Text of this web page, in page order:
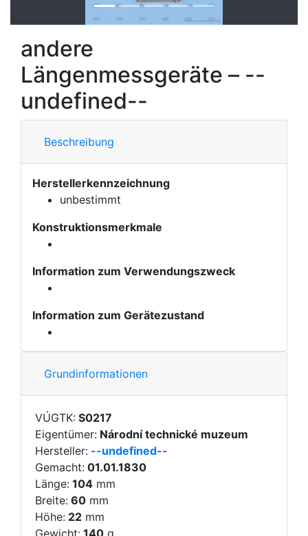
andere
Längenmessgeräte – --
undefined--
Beschreibung
Herstellerkennzeichnung
unbestimmt
Konstruktionsmerkmale
Information zum Verwendungszweck
Information zum Gerätezustand
Grundinformationen
VÚGTK: S0217
Eigentümer: Národní technické muzeum
Hersteller: --undefined--
Gemacht: 01.01.1830
Länge: 104 mm
Breite: 60 mm
Höhe: 22 mm